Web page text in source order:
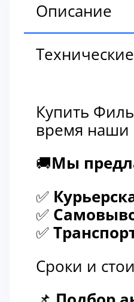
Описание
Купить
время наши
🚚Мы
✅
✅
✅
Сроки и